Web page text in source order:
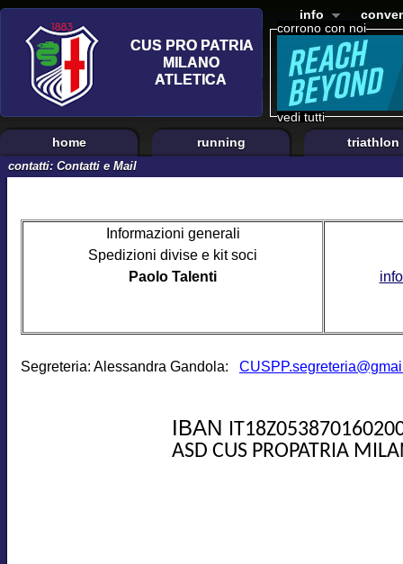
corrono con noi
vedi tutti
info
home running triathlon
contatti: Contatti e Mail
Informazioni generali
Spedizioni divise e kit soci
Paolo Talenti
Segreteria: Alessandra Gandola:
IBAN
ASD CUS PROPATRIA